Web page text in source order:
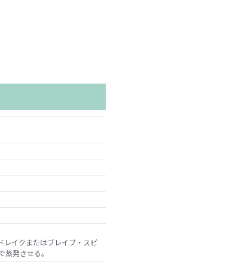
レイクまたはブレイブ・スピ
発させる。